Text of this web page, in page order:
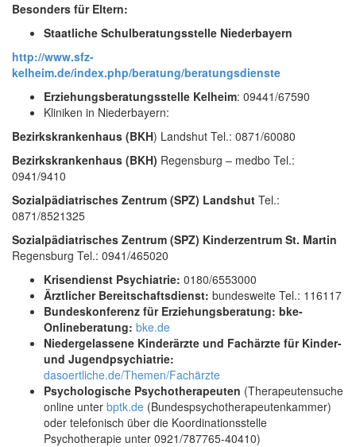
Besonders für Eltern:
Staatliche Schulberatungsstelle Niederbayern
http://www.sfz-
kelheim.de/index.php/beratung/beratungsdienste
Erziehungsberatungsstelle Kelheim: 09441/67590
Kliniken in Niederbayern:
Bezirkskrankenhaus (BKH) Landshut Tel.: 0871/60080
Bezirkskrankenhaus (BKH) Regensburg – medbo Tel.:
0941/9410
Sozialpädiatrisches Zentrum (SPZ) Landshut Tel.:
0871/8521325
Sozialpädiatrisches Zentrum (SPZ) Kinderzentrum St. Martin
Regensburg Tel.: 0941/465020
Krisendienst Psychiatrie: 0180/6553000
Ärztlicher Bereitschaftsdienst: bundesweite Tel.: 116117
Bundeskonferenz für Erziehungsberatung: bke-
Onlineberatung: bke.de
Niedergelassene Kinderärzte und Fachärzte für Kinder-
und Jugendpsychiatrie:
dasoertliche.de/Themen/Fachärzte
Psychologische Psychotherapeuten (Therapeutensuche
online unter bptk.de (Bundespsychotherapeutenkammer)
oder telefonisch über die Koordinationsstelle
Psychotherapie unter 0921/787765-40410)